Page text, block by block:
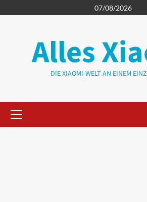
Inhalt
07/08/2026
Alles
DIE XIAOMI-WELT AN EINEM
Menü